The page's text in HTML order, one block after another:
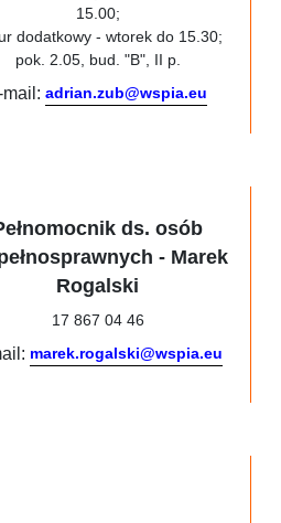
15.00;
dodatkowy - wtorek do 15.30;
pok. 2.05, bud. "B", II p.
mail: adrian.zub@wspia.eu
ds. osób
- Marek
Rogalski
17 867 04 46
marek.rogalski@wspia.eu